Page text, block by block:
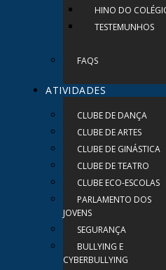
HINO DO
TESTEMUNHOS
FAQS
ATIVIDADES
CLUBE DE DANÇA
CLUBE DE ARTES
CLUBE DE GINÁSTICA
CLUBE DE TEATRO
CLUBE ECO-ESCOLAS
PARLAMENTO DOS
JOVENS
SEGURANÇA
BULLYING E
CYBERBULLYING